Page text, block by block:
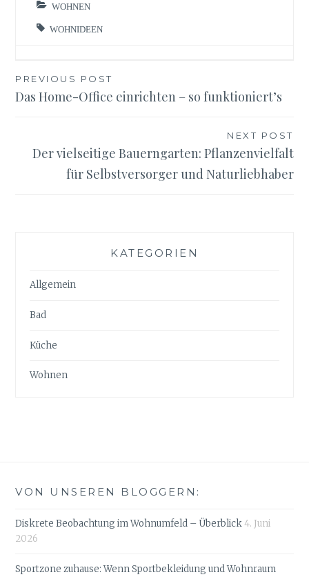
WOHNEN
WOHNIDEEN
Beitragsnavigation
PREVIOUS POST
Das Home-Office einrichten – so funktioniert’s
NEXT POST
Der vielseitige Bauerngarten: Pflanzenvielfalt
für Selbstversorger und Naturliebhaber
KATEGORIEN
Allgemein
Bad
Küche
Wohnen
VON UNSEREN BLOGGERN:
Diskrete Beobachtung im Wohnumfeld – Überblick4. Juni
2026
Sportzone zuhause: Wenn Sportbekleidung und Wohnraum